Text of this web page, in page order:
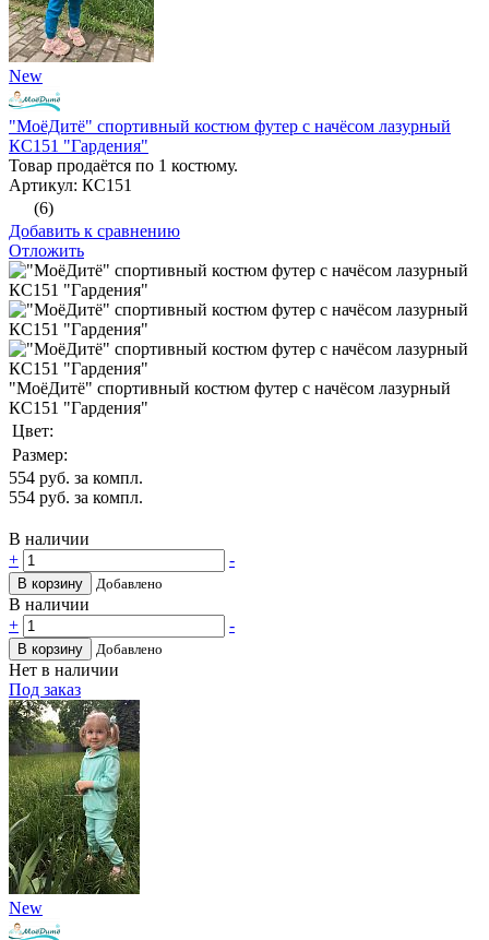
New
"МоёДитё" спортивный костюм футер с начёсом лазурный
КС151 "Гардения"
Товар продаётся по 1 костюму.
Артикул: КС151
(6)
Добавить к сравнению
Отложить
"МоёДитё" спортивный костюм футер с начёсом лазурный
КС151 "Гардения"
Цвет:
Размер:
554 руб. за компл.
554 руб. за компл.
В наличии
+
-
В корзину Добавлено
В наличии
+
-
В корзину Добавлено
Нет в наличии
Под заказ
New